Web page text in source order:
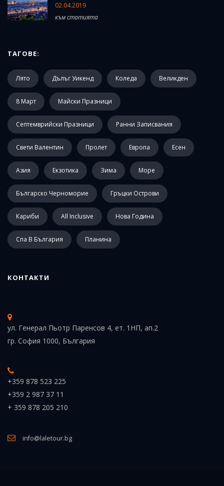
02.04.2019
към статията
ТАГОВЕ:
Лято Дълъг Уикенд Коледа Великден
8 Март Майски Празници
Септемврийски Празници Ранни Записвания
Свети Валентин Пролет Европа Есен
Азия Екзотика Зима Море
Българско Черноморие Гръцки Острови
Кариби All Inclusive Нова Година
Спа В България Планина
КОНТАКТИ
ул. Генерал Пьотр Паренсов 4, ет. 1НП, ап.2
гр. София 1000, България
+359 878 523 225
+359 2 987 37 11
+ 359 878 205 210
info@laletour.bg